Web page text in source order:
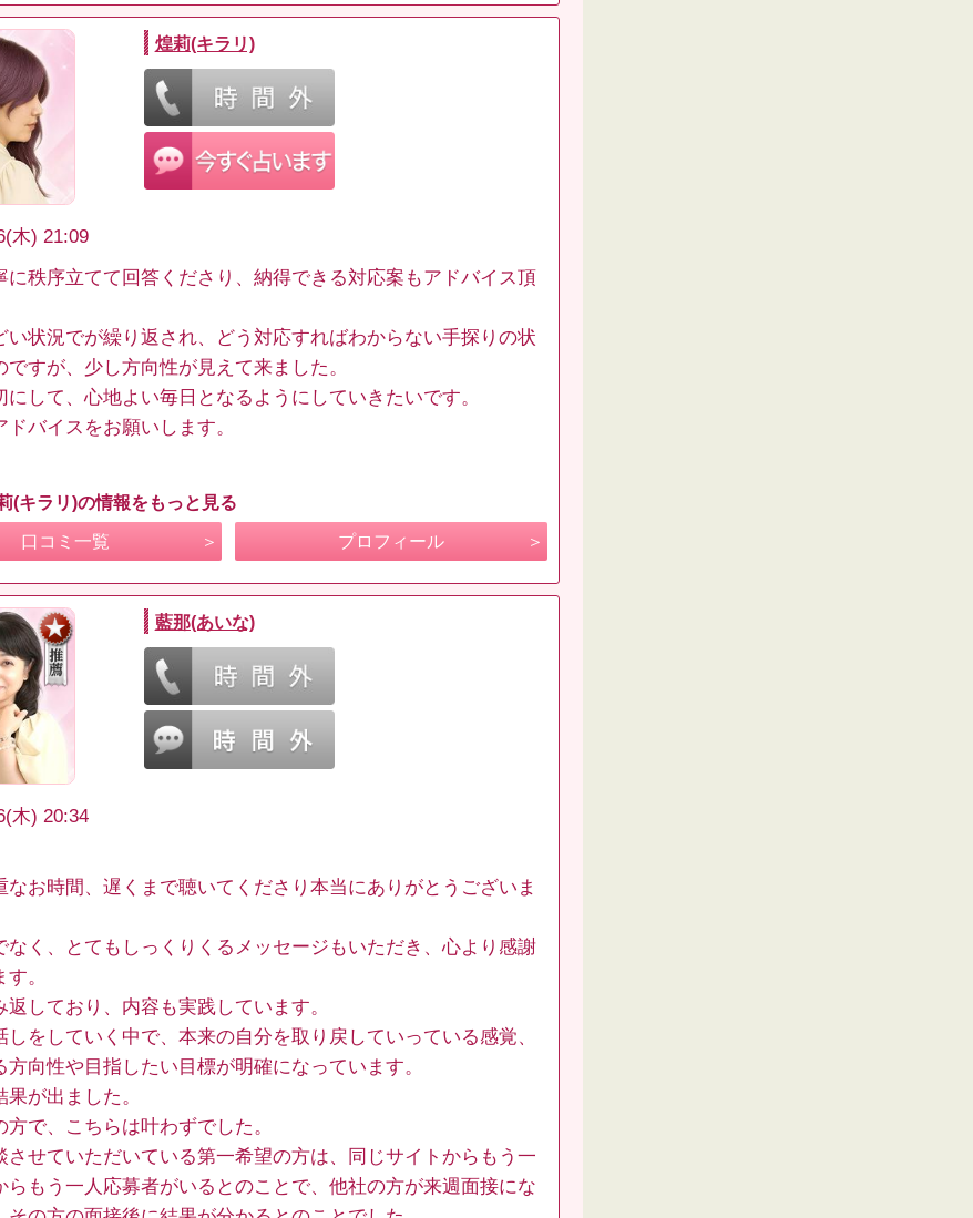
煌莉(キラリ)
木) 21:09
に秩序立てて回答くださり、納得できる対応案もアドバイス頂
い状況でが繰り返され、どう対応すればわからない手探りの状
ですが、少し方向性が見えて来ました。
にして、心地よい毎日となるようにしていきたいです。
ドバイスをお願いします。
(キラリ)の情報をもっと見る
口コミ一覧 プロフィール
藍那(あいな)
木) 20:34
なお時間、遅くまで聴いてくださり本当にありがとうございま
なく、とてもしっくりくるメッセージもいただき、心より感謝
。
返しており、内容も実践しています。
しをしていく中で、本来の自分を取り戻していっている感覚、
方向性や目指したい目標が明確になっています。
が出ました。
方で、こちらは叶わずでした。
させていただいている第一希望の方は、同じサイトからもう一
らもう一人応募者がいるとのことで、他社の方が来週面接にな